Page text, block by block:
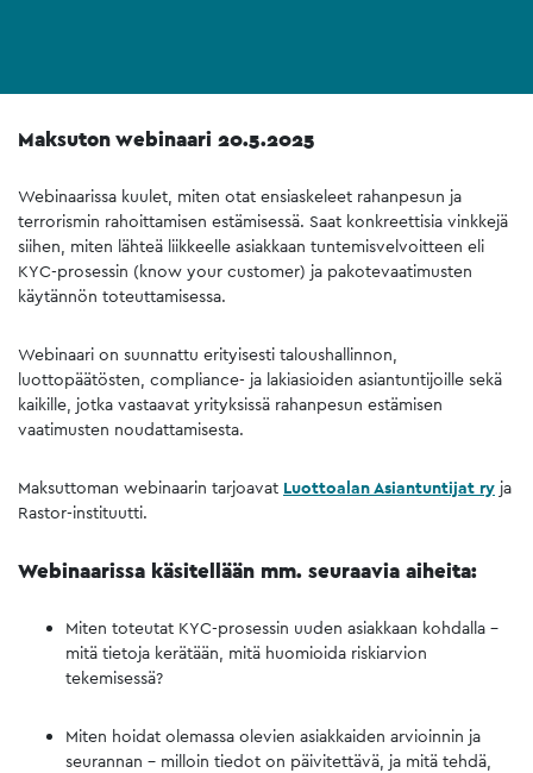
Maksuton webinaari 20.5.2025
Webinaarissa kuulet, miten otat ensiaskeleet rahanpesun ja
terrorismin rahoittamisen estämisessä. Saat konkreettisia vinkkejä
siihen, miten lähteä liikkeelle asiakkaan tuntemisvelvoitteen eli
KYC-prosessin (know your customer) ja pakotevaatimusten
käytännön toteuttamisessa.
Webinaari on suunnattu erityisesti taloushallinnon,
luottopäätösten, compliance- ja lakiasioiden asiantuntijoille sekä
kaikille, jotka vastaavat yrityksissä rahanpesun estämisen
vaatimusten noudattamisesta.
Maksuttoman webinaarin tarjoavat Luottoalan Asiantuntijat ry ja
Rastor-instituutti.
Webinaarissa käsitellään mm. seuraavia aiheita:
Miten toteutat KYC-prosessin uuden asiakkaan kohdalla –
mitä tietoja kerätään, mitä huomioida riskiarvion
tekemisessä?
Miten hoidat olemassa olevien asiakkaiden arvioinnin ja
seurannan – milloin tiedot on päivitettävä, ja mitä tehdä,